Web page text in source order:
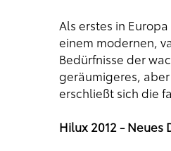
Als erstes in
einem modernen,
Bedürfnisse der
geräumigeres,
erschließt sich die
Hilux 2012 - Neues